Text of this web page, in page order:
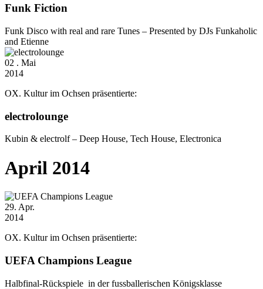
Funk Fiction
Funk Disco with real and rare Tunes – Presented by DJs Funkaholic
and Etienne
02 . Mai
2014
OX. Kultur im Ochsen präsentierte:
electrolounge
Kubin & electrolf – Deep House, Tech House, Electronica
April 2014
29. Apr.
2014
OX. Kultur im Ochsen präsentierte:
UEFA Champions League
Halbfinal-Rückspiele in der fussballerischen Königsklasse